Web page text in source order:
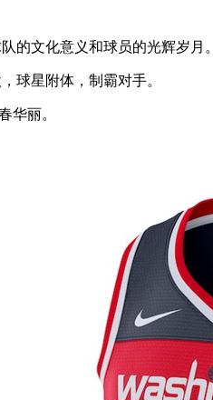
的文化意义和球员的光辉岁月。
球星附体，制霸对手。
华丽。